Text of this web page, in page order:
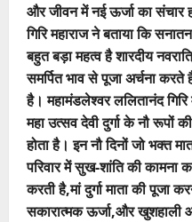
और जीवन में नई ऊर्जा का संचार
गिरि महाराज ने बताया कि
बहुत बड़ा महत्व है शारदीय
समर्पित भाव से पूजा अर्चना करते
है। महामंडलेश्वर ललितानंद गिरि
महा उत्सव देवी दुर्गा के नौ रूपों
होता है। इन नौ दिनों जो भक्त
परिवार में सुख-शांति की कामना
करती है,मां दुर्गा माता की पूजा
सकारात्मक ऊर्जा,और खुशहाली